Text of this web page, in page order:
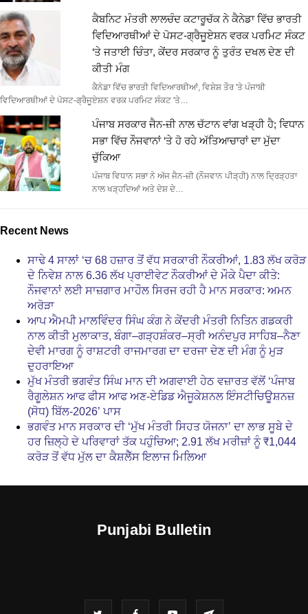
ਕੈਬਨਿਟ ਮੰਤਰੀ ਲਾਲਚੰਦ ਕਟਾਰੂਚੱਕ ਨੇ ਕੈਨੇਡਾ ਵਿੱਚ ਭਾਰਤੀ
ਵਿਦਿਆਰਥੀਆਂ ਦੇ ਪੋਸਟ-ਗ੍ਰੈਜੂਏਸ਼ਨ ਵਰਕ ਪਰਮਿਟ ਸੰਕਟ
‘ਤੇ ਜਤਾਈ ਚਿੰਤਾ, ਕੇਂਦਰ ਸਰਕਾਰ ਨੂੰ ਤੁਰੰਤ ਦਖਲ ਦੇਣ ਦੀ
ਕੀਤੀ ਮੰਗ
ਕੈਨੇਡਾ ਵਿੱਚ ਭਾਰਤੀ ਵਿਦਿਆਰਥੀਆਂ, ਵਿਸ਼ੇਸ਼ ਤੌਰ 'ਤੇ ਪੰਜਾਬੀ
ਵਿਦਿਆਰਥੀਆਂ ਦੇ ਪੋਸਟ-ਗ੍ਰੈਜੂਏਸ਼ਨ ਵਰਕ ਪਰਮਿਟ ਸੰਕਟ 'ਤੇ…
ਪੰਜਾਬ ਸਰਕਾਰ ਜੈਨ-ਜ਼ੀ ਨਾਲ ਚੱਟਾਨ ਵਾਂਗ ਖੜ੍ਹੀ ਹੈ; ਵਿਧਾਨ
ਸਭਾ ਵਿੱਚ ਨੌਜਵਾਨਾਂ ‘ਤੇ ਹੋ ਰਹੇ ਅੱਤਿਆਚਾਰਾਂ ਦਾ ਮੁੱਦਾ
ਚੁੱਕਿਆ
ਪੰਜਾਬ ਵਿਧਾਨ ਸਭਾ ਨੇ ਅੱਜ ਜੈਨ-ਜ਼ੀ (ਨੌਜਵਾਨ ਪੀੜ੍ਹੀ) ਨਾਲ ਦ੍ਰਿੜ੍ਹਤਾ
ਨਾਲ ਖੜ੍ਹਦਿਆਂ ਅਤੇ ਦੇਸ਼ ਦੇ…
Recent News
ਸਾਢੇ 4 ਸਾਲਾਂ ‘ਚ 68 ਹਜ਼ਾਰ ਤੋਂ ਵੱਧ ਸਰਕਾਰੀ ਨੌਕਰੀਆਂ, 1.83 ਲੱਖ ਕਰੋੜ
ਦੇ ਨਿਵੇਸ਼ ਨਾਲ 6.36 ਲੱਖ ਪ੍ਰਾਈਵੇਟ ਨੌਕਰੀਆਂ ਦੇ ਮੌਕੇ ਪੈਦਾ ਕੀਤੇ:
ਨੌਜਵਾਨਾਂ ਲਈ ਸਾਜ਼ਗਾਰ ਮਾਹੌਲ ਸਿਰਜ ਰਹੀ ਹੈ ਮਾਨ ਸਰਕਾਰ: ਅਮਨ
ਅਰੋੜਾ
ਆਪ ਐਮਪੀ ਮਾਲਵਿੰਦਰ ਸਿੰਘ ਕੰਗ ਨੇ ਕੇਂਦਰੀ ਮੰਤਰੀ ਨਿਤਿਨ ਗਡਕਰੀ
ਨਾਲ ਕੀਤੀ ਮੁਲਾਕਾਤ, ਬੰਗਾ–ਗੜ੍ਹਸ਼ੰਕਰ–ਸ੍ਰੀ ਅਨੰਦਪੁਰ ਸਾਹਿਬ–ਨੈਣਾ
ਦੇਵੀ ਮਾਰਗ ਨੂੰ ਰਾਸ਼ਟਰੀ ਰਾਜਮਾਰਗ ਦਾ ਦਰਜਾ ਦੇਣ ਦੀ ਮੰਗ ਨੂੰ ਮੁੜ
ਦੁਹਰਾਇਆ
ਮੁੱਖ ਮੰਤਰੀ ਭਗਵੰਤ ਸਿੰਘ ਮਾਨ ਦੀ ਅਗਵਾਈ ਹੇਠ ਵਜ਼ਾਰਤ ਵੱਲੋਂ ‘ਪੰਜਾਬ
ਰੈਗੂਲੇਸ਼ਨ ਆਫ ਫੀਸ ਆਫ ਅਣ-ਏਡਿਡ ਐਜੂਕੇਸ਼ਨਲ ਇੰਸਟੀਚਿਊਸ਼ਨਜ਼
(ਸੋਧ) ਬਿੱਲ-2026’ ਪਾਸ
ਭਗਵੰਤ ਮਾਨ ਸਰਕਾਰ ਦੀ ‘ਮੁੱਖ ਮੰਤਰੀ ਸਿਹਤ ਯੋਜਨਾ’ ਦਾ ਲਾਭ ਸੂਬੇ ਦੇ
ਹਰ ਜ਼ਿਲ੍ਹੇ ਦੇ ਪਰਿਵਾਰਾਂ ਤੱਕ ਪਹੁੰਚਿਆ; 2.91 ਲੱਖ ਮਰੀਜ਼ਾਂ ਨੂੰ ₹1,044
ਕਰੋੜ ਤੋਂ ਵੱਧ ਮੁੱਲ ਦਾ ਕੈਸ਼ਲੈੱਸ ਇਲਾਜ ਮਿਲਿਆ
Punjabi Bulletin